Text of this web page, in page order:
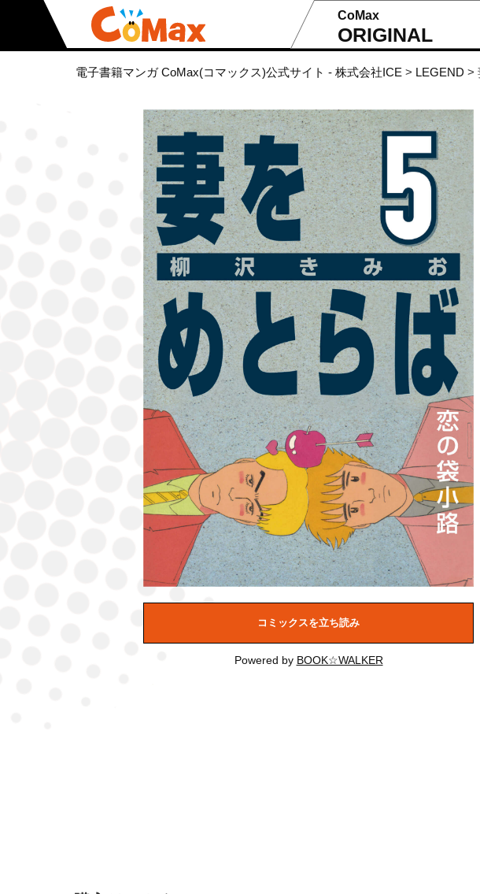
CoMax
ORIGINAL
電子書籍マンガ CoMax(コマックス)公式サイト - 株式会社ICE > LEGEND >
コミックスを立ち読み
Powered by BOOK☆WALKER